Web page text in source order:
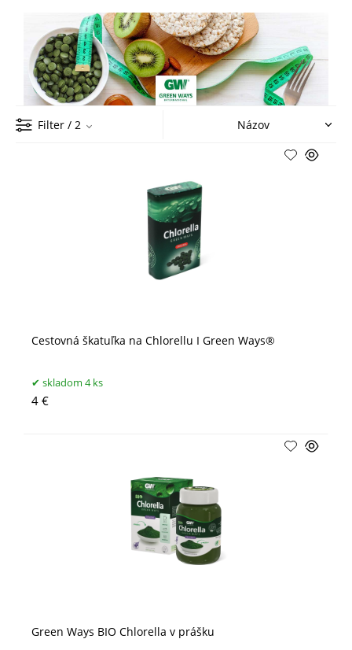
Filter / 2
Cestovná škatuľka na Chlorellu I Green Ways®
skladom 4 ks
4 €
Green Ways BIO Chlorella v prášku